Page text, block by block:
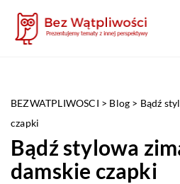
BEZWATPLIWOSCI > Blog > Bądź
czapki
Bądź stylowa
damskie czapki